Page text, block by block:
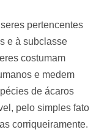
pertencentes
e à subclasse
costumam
e medem
de ácaros
pelo simples fato
corriqueiramente.